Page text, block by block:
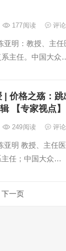
177阅读 评
亚明：教授、主
系主任。中国大众
| 价格之殇：
【专家视点】
249阅读 评
亚明 教授、主任
主任；中国大众…
下一页